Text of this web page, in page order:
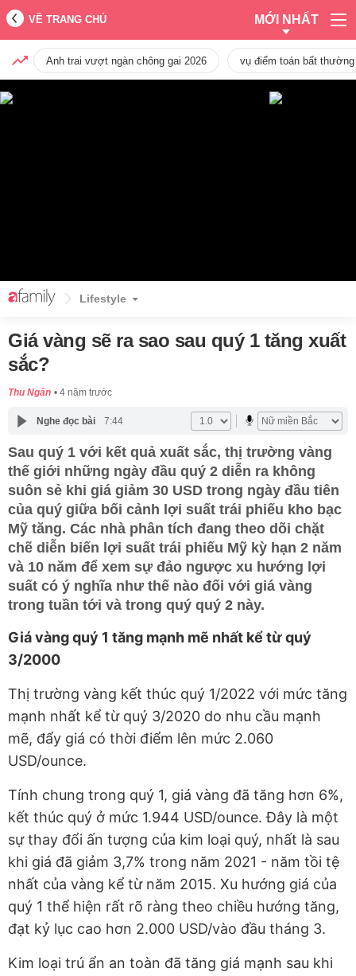
VỀ TRANG CHỦ MỚI NHẤT
Anh trai vượt ngàn chông gai 2026 vụ điểm toán bất
Lifestyle
Giá vàng sẽ ra sao sau quý 1 tăng xuất
sắc?
Thu Ngân 4 năm trước
Nghe đọc bài 7:44
Sau quý 1 với kết quả xuất sắc, thị trường vàng
thế giới những ngày đầu quý 2 diễn ra không
suôn sẻ khi giá giảm 30 USD trong ngày đầu tiên
của quý giữa bối cảnh lợi suất trái phiếu kho bạc
Mỹ tăng. Các nhà phân tích đang theo dõi chặt
chẽ diễn biến lợi suất trái phiếu Mỹ kỳ hạn 2 năm
và 10 năm để xem sự đảo ngược xu hướng lợi
suất có ý nghĩa như thế nào đối với giá vàng
trong tuần tới và trong quý quý 2 này.
Giá vàng quý 1 tăng mạnh mẽ nhất kể từ quý
3/2000
Thị trường vàng kết thúc quý 1/2022 với mức tăng
mạnh nhất kể từ quý 3/2020 do nhu cầu mạnh
mẽ, đẩy giá có thời điểm lên mức 2.060
USD/ounce.
Tính chung trong quý 1, giá vàng đã tăng hơn 6%,
kết thúc quý ở mức 1.944 USD/ounce. Đây là một
sự thay đổi ấn tượng của kim loại quý, nhất là sau
khi giá đã giảm 3,7% trong năm 2021 - năm tồi tệ
nhất của vàng kể từ năm 2015. Xu hướng giá của
quý 1 thể hiện rất rõ ràng theo chiều hướng tăng,
đạt kỷ lục cao hơn 2.000 USD/vào đầu tháng 3.
Kim loại trú ẩn an toàn đã tăng giá mạnh sau khi